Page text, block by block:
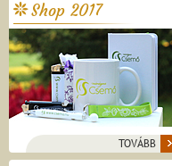
Shop 2017
TOVÁBB